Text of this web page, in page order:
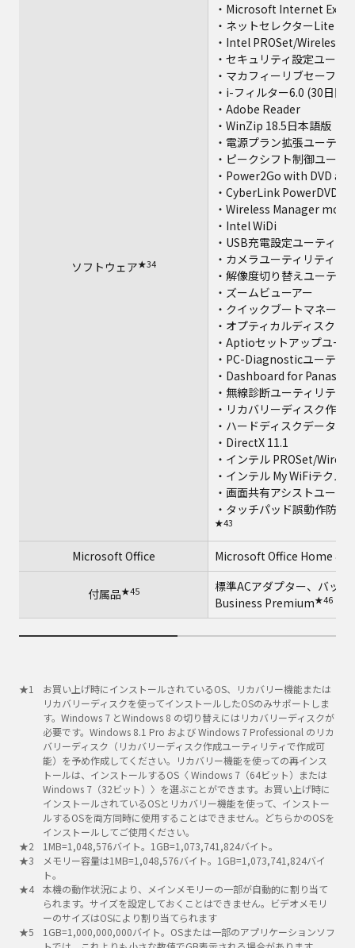
ソフトウェア★34
・Microsoft Internet
・ネットセレクターLite
・Intel PROSet/Wireless
・セキュリティ設定ユーテ
・マカフィーリブセーフ
・i-フィルター6.0 (30日間
・Adobe Reader
・WinZip 18.5日本語版（
・電源プラン拡張ユーティ
・ピークシフト制御ユーテ
・Power2Go with DVD
・CyberLink PowerDVD10
・Wireless Manager
・Intel WiDi
・USB充電設定ユーティリ
・カメラユーティリティ
・解像度切り替えユーティ
・ズームビューアー
・クイックブートマネージ
・オプティカルディスクド
・Aptioセットアップユー
・PC-Diagnosticユーティ
・Dashboard for
・無線診断ユーティリティ
・リカバリーディスク作成
・ハードディスクデータ消
・DirectX 11.1
・インテル PROSet/
・インテル My WiFiテクノ
・画面共有アシストユーテ
・タッチパッド誤動作防止
★43
Microsoft Office Microsoft Office Home &
付属品★45
標準ACアダプター、バッ
Business Premium★46
お買い上げ時にインストールされているOS、リカバリー機能または
リカバリーディスクを使ってインストールしたOSのみサポートしま
す。Windows 7 とWindows 8 の切り替えにはリカバリーディスクが
必要です。Windows 8.1 Pro および Windows 7 Professional のリカ
バリーディスク（リカバリーディスク作成ユーティリティで作成可
能）を予め作成してください。リカバリー機能を使っての再インス
トールは、インストールするOS〈 Windows 7（64ビット）または
Windows 7（32ビット）〉を選ぶことができます。お買い上げ時に
インストールされているOSとリカバリー機能を使って、インストー
ルするOSを両方同時に使用することはできません。どちらかのOSを
インストールしてご使用ください。
1MB=1,048,576バイト。1GB=1,073,741,824バイト。
メモリー容量は1MB=1,048,576バイト。1GB=1,073,741,824バイ
ト。
本機の動作状況により、メインメモリーの一部が自動的に割り当て
られます。サイズを設定しておくことはできません。ビデオメモリ
ーのサイズはOSにより割り当てられます
1GB=1,000,000,000バイト。OSまたは一部のアプリケーションソフ